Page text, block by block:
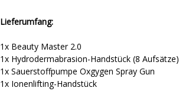
Lieferumfang:
1x Beauty Master 2.0
1x Hydrodermabrasion-Handstück (8 Aufsätze)
1x Sauerstoffpumpe Oxgygen Spray Gun
1x Ionenlifting-Handstück